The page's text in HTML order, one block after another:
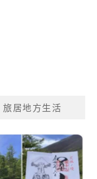
旅居地方生活